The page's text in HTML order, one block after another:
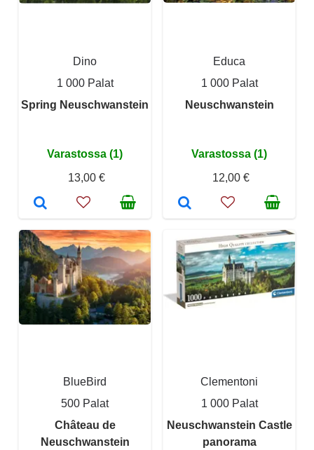
Dino
1 000 Palat
Spring Neuschwanstein
Varastossa (1)
13,00 €
Educa
1 000 Palat
Neuschwanstein
Varastossa (1)
12,00 €
BlueBird
500 Palat
Château de
Neuschwanstein
Clementoni
1 000 Palat
Neuschwanstein Castle
panorama